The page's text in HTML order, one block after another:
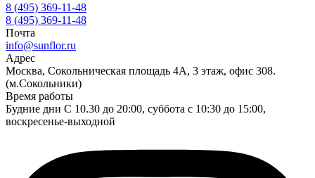
8 (495) 369-11-48
8 (495) 369-11-48
Почта
info@sunflor.ru
Адрес
Москва, Сокольническая площадь 4А, 3 этаж, офис 308.
(м.Сокольники)
Время работы
Будние дни C 10.30 до 20:00, суббота с 10:30 до 15:00,
воскресенье-выходной